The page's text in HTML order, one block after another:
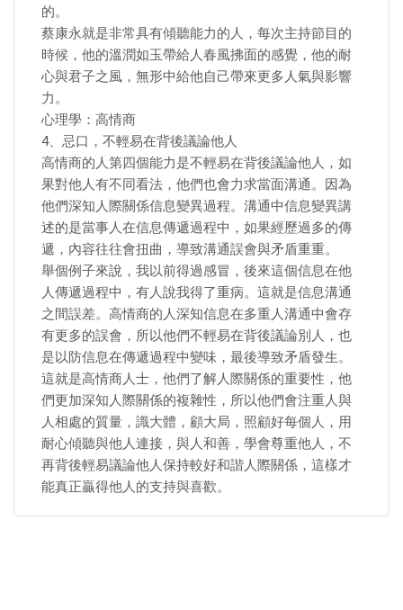
的。
蔡康永就是非常具有傾聽能力的人，每次主持節目的
時候，他的溫潤如玉帶給人春風拂面的感覺，他的耐
心與君子之風，無形中給他自己帶來更多人氣與影響
力。
心理學：高情商
4、忌口，不輕易在背後議論他人
高情商的人第四個能力是不輕易在背後議論他人，如
果對他人有不同看法，他們也會力求當面溝通。因為
他們深知人際關係信息變異過程。溝通中信息變異講
述的是當事人在信息傳遞過程中，如果經歷過多的傳
遞，內容往往會扭曲，導致溝通誤會與矛盾重重。
舉個例子來說，我以前得過感冒，後來這個信息在他
人傳遞過程中，有人說我得了重病。這就是信息溝通
之間誤差。高情商的人深知信息在多重人溝通中會存
有更多的誤會，所以他們不輕易在背後議論別人，也
是以防信息在傳遞過程中變味，最後導致矛盾發生。
這就是高情商人士，他們了解人際關係的重要性，他
們更加深知人際關係的複雜性，所以他們會注重人與
人相處的質量，識大體，顧大局，照顧好每個人，用
耐心傾聽與他人連接，與人和善，學會尊重他人，不
再背後輕易議論他人保持較好和諧人際關係，這樣才
能真正贏得他人的支持與喜歡。